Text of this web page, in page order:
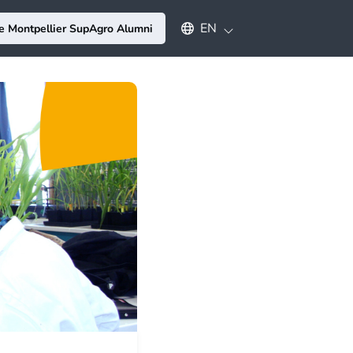
Montpellier SupAgro Alumni Select an available language
EN